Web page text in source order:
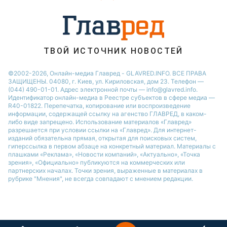
ТВОЙ ИСТОЧНИК НОВОСТЕЙ
©2002-2026, Онлайн-медиа Главред - GLAVRED.INFO. ВСЕ ПРАВА
ЗАЩИЩЕНЫ. 04080, г. Киев, ул. Кириловская, дом 23. Телефон —
(044) 490-01-01. Адрес электронной почты — info@glavred.info.
Идентификатор онлайн-медиа в Реестре cубъектов в сфере медиа —
R40-01822. Перепечатка, копирование или воспроизведение
информации, содержащей ссылку на агенство ГЛАВРЕД, в каком-
либо виде запрещено. Использование материалов «Главред»
разрешается при условии ссылки на «Главред». Для интернет-
изданий обязательна прямая, открытая для поисковых систем,
гиперссылка в первом абзаце на конкретный материал. Материалы с
плашками «Реклама», «Новости компаний», «Актуально», «Точка
зрения», «Официально» публикуются на коммерческих или
партнерских началах. Точки зрения, выраженные в материалах в
рубрике "Мнения", не всегда совпадают с мнением редакции.